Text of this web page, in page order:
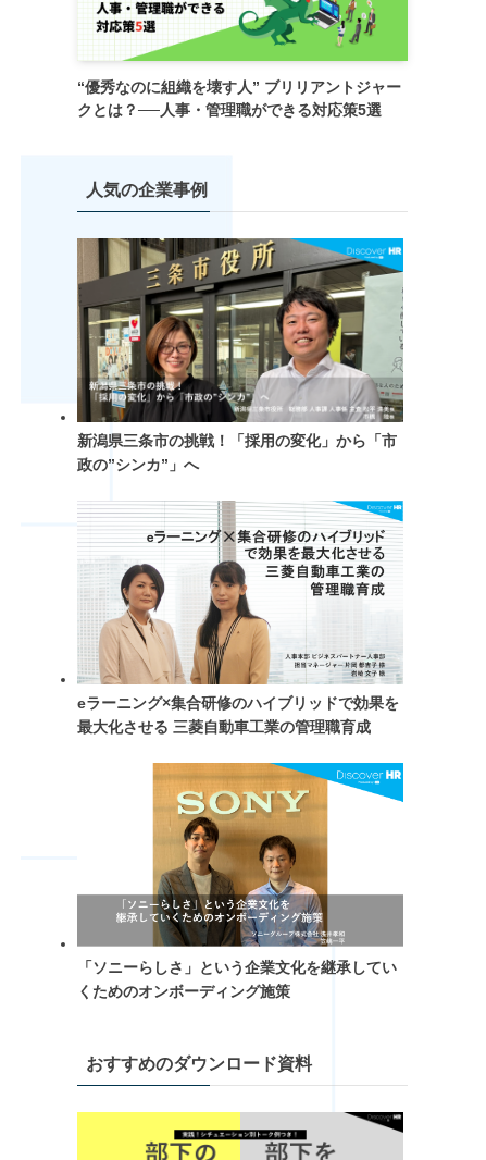
“優秀なのに組織を壊す人” ブリリアントジャー
クとは？──人事・管理職ができる対応策5選
人気の企業事例
新潟県三条市の挑戦！「採用の変化」から「市
政の”シンカ”」へ
eラーニング×集合研修のハイブリッドで効果を
最大化させる 三菱自動車工業の管理職育成
「ソニーらしさ」という企業文化を継承してい
くためのオンボーディング施策
おすすめのダウンロード資料